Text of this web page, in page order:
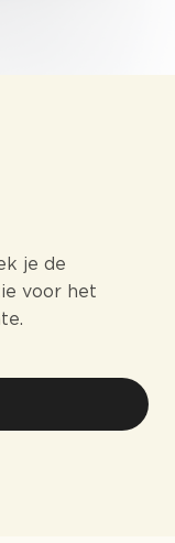
je de
voor het